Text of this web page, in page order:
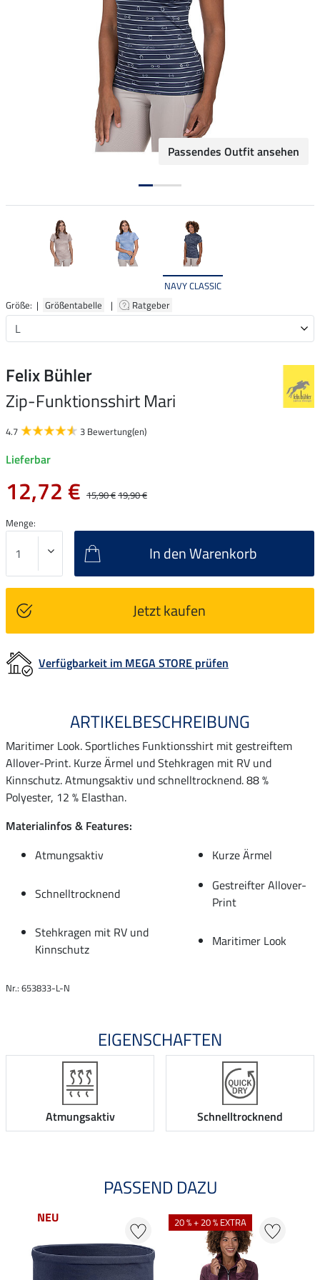
Passendes Outfit ansehen
NAVY CLASSIC
Größe: | Größentabelle | Ratgeber
Felix Bühler
Zip-Funktionsshirt Mari
4.7 3 Bewertung(en)
Lieferbar
12,72 € 15,90 €19,90 €
Menge:
In den Warenkorb
Jetzt kaufen
Verfügbarkeit im MEGA STORE prüfen
ARTIKELBESCHREIBUNG
Maritimer Look. Sportliches Funktionsshirt mit gestreiftem
Allover-Print. Kurze Ärmel und Stehkragen mit RV und
Kinnschutz. Atmungsaktiv und schnelltrocknend. 88 %
Polyester, 12 % Elasthan.
Materialinfos & Features:
Atmungsaktiv
Kurze Ärmel
Schnelltrocknend
Gestreifter Allover-
Print
Stehkragen mit RV und
Kinnschutz
Maritimer Look
Nr.: 653833-L-N
EIGENSCHAFTEN
Atmungsaktiv Schnelltrocknend
PASSEND DAZU
NEU 20 % + 20 % EXTRA